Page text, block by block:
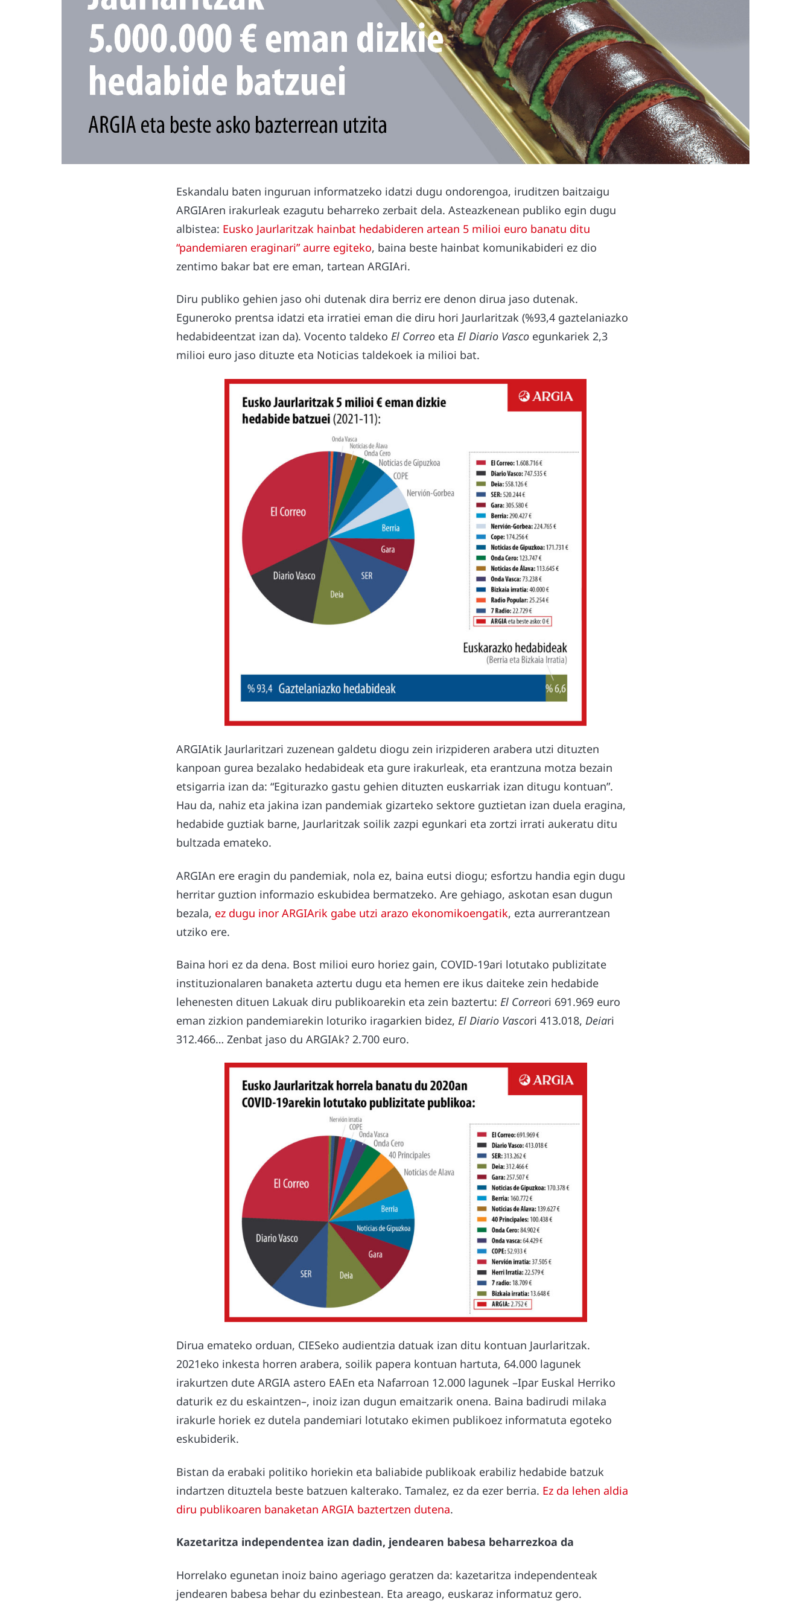
Eskandalu baten inguruan informatzeko idatzi dugu ondorengoa, iruditzen baitzaigu
ARGIAren irakurleak ezagutu beharreko zerbait dela. Asteazkenean publiko egin dugu
albistea: Eusko Jaurlaritzak hainbat hedabideren artean 5 milioi euro banatu ditu
“pandemiaren eraginari” aurre egiteko, baina beste hainbat komunikabideri ez dio
zentimo bakar bat ere eman, tartean ARGIAri.
Diru publiko gehien jaso ohi dutenak dira berriz ere denon dirua jaso dutenak.
Eguneroko prentsa idatzi eta irratiei eman die diru hori Jaurlaritzak (%93,4 gaztelaniazko
hedabideentzat izan da). Vocento taldeko El Correo eta El Diario Vasco egunkariek 2,3
milioi euro jaso dituzte eta Noticias taldekoek ia milioi bat.
ARGIAtik Jaurlaritzari zuzenean galdetu diogu zein irizpideren arabera utzi dituzten
kanpoan gurea bezalako hedabideak eta gure irakurleak, eta erantzuna motza bezain
etsigarria izan da: “Egiturazko gastu gehien dituzten euskarriak izan ditugu kontuan”.
Hau da, nahiz eta jakina izan pandemiak gizarteko sektore guztietan izan duela eragina,
hedabide guztiak barne, Jaurlaritzak soilik zazpi egunkari eta zortzi irrati aukeratu ditu
bultzada emateko.
ARGIAn ere eragin du pandemiak, nola ez, baina eutsi diogu; esfortzu handia egin dugu
herritar guztion informazio eskubidea bermatzeko. Are gehiago, askotan esan dugun
bezala, ez dugu inor ARGIArik gabe utzi arazo ekonomikoengatik, ezta aurrerantzean
utziko ere.
Baina hori ez da dena. Bost milioi euro horiez gain, COVID-19ari lotutako publizitate
instituzionalaren banaketa aztertu dugu eta hemen ere ikus daiteke zein hedabide
lehenesten dituen Lakuak diru publikoarekin eta zein baztertu: El Correori 691.969 euro
eman zizkion pandemiarekin loturiko iragarkien bidez, El Diario Vascori 413.018, Deiari
312.466… Zenbat jaso du ARGIAk? 2.700 euro.
Dirua emateko orduan, CIESeko audientzia datuak izan ditu kontuan Jaurlaritzak.
2021eko inkesta horren arabera, soilik papera kontuan hartuta, 64.000 lagunek
irakurtzen dute ARGIA astero EAEn eta Nafarroan 12.000 lagunek –Ipar Euskal Herriko
daturik ez du eskaintzen–, inoiz izan dugun emaitzarik onena. Baina badirudi milaka
irakurle horiek ez dutela pandemiari lotutako ekimen publikoez informatuta egoteko
eskubiderik.
Bistan da erabaki politiko horiekin eta baliabide publikoak erabiliz hedabide batzuk
indartzen dituztela beste batzuen kalterako. Tamalez, ez da ezer berria. Ez da lehen aldia
diru publikoaren banaketan ARGIA baztertzen dutena.
Kazetaritza independentea izan dadin, jendearen babesa beharrezkoa da
Horrelako egunetan inoiz baino ageriago geratzen da: kazetaritza independenteak
jendearen babesa behar du ezinbestean. Eta areago, euskaraz informatuz gero.